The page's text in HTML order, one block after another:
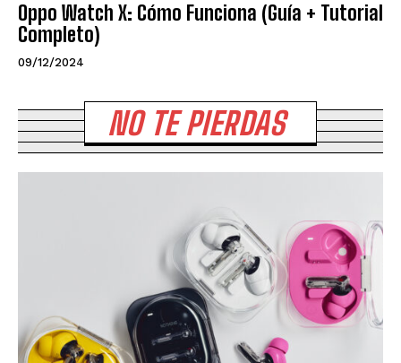
Oppo Watch X: Cómo Funciona (Guía + Tutorial
Completo)
09/12/2024
NO TE PIERDAS